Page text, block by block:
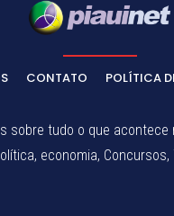
CONTATO POLÍTICA
sobre tudo o que acontece
economia,